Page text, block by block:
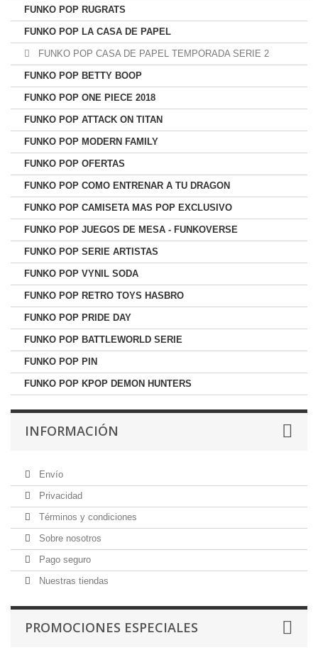
FUNKO POP RUGRATS
FUNKO POP LA CASA DE PAPEL
FUNKO POP CASA DE PAPEL TEMPORADA SERIE 2
FUNKO POP BETTY BOOP
FUNKO POP ONE PIECE 2018
FUNKO POP ATTACK ON TITAN
FUNKO POP MODERN FAMILY
FUNKO POP OFERTAS
FUNKO POP COMO ENTRENAR A TU DRAGON
FUNKO POP CAMISETA MAS POP EXCLUSIVO
FUNKO POP JUEGOS DE MESA - FUNKOVERSE
FUNKO POP SERIE ARTISTAS
FUNKO POP VYNIL SODA
FUNKO POP RETRO TOYS HASBRO
FUNKO POP PRIDE DAY
FUNKO POP BATTLEWORLD SERIE
FUNKO POP PIN
FUNKO POP KPOP DEMON HUNTERS
INFORMACIÓN
Envío
Privacidad
Términos y condiciones
Sobre nosotros
Pago seguro
Nuestras tiendas
PROMOCIONES ESPECIALES